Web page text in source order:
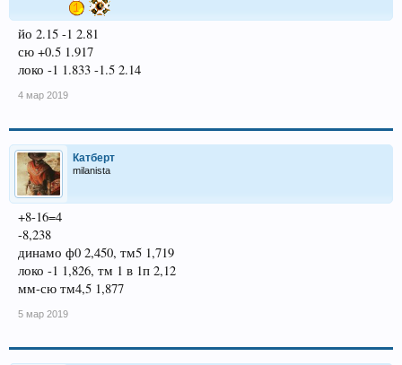
йо 2.15 -1 2.81
сю +0.5 1.917
локо -1 1.833 -1.5 2.14
4 мар 2019
Катберт
milanista
+8-16=4
-8,238
динамо ф0 2,450, тм5 1,719
локо -1 1,826, тм 1 в 1п 2,12
мм-сю тм4,5 1,877
5 мар 2019